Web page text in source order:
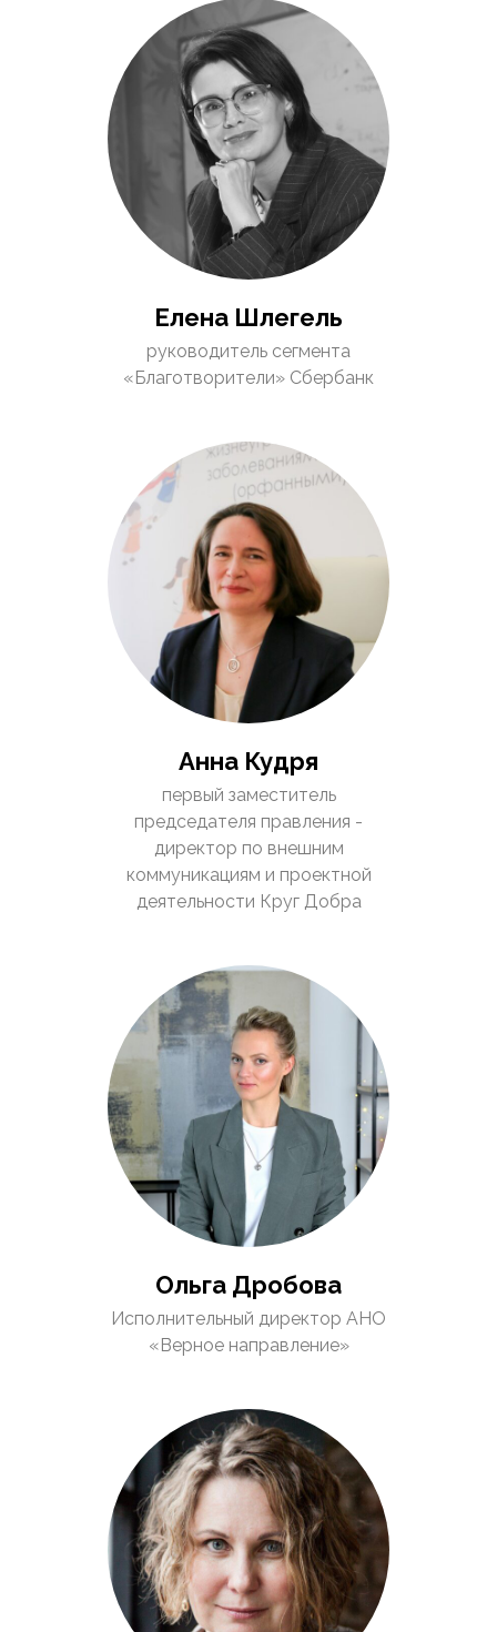
Елена Шлегель
руководитель сегмента
«Благотворители» Сбербанк
Анна Кудря
первый заместитель
председателя правления -
директор по внешним
коммуникациям и проектной
деятельности Круг Добра
Ольга Дробова
Исполнительный директор АНО
«Верное направление»